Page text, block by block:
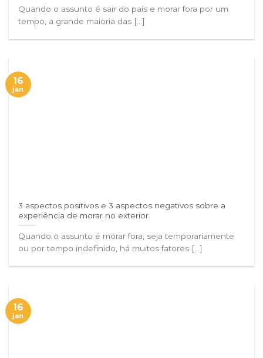
Quando o assunto é sair do país e morar fora por um
tempo, a grande maioria das [...]
3 aspectos positivos e 3 aspectos negativos sobre a
experiência de morar no exterior
Quando o assunto é morar fora, seja temporariamente
ou por tempo indefinido, há muitos fatores [...]
16
jan
16
jan